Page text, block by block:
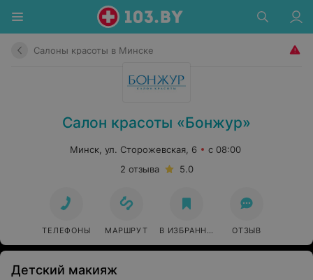
Салоны красоты в Минске
Салон красоты «Бонжур»
Минск, ул. Сторожевская, 6
с 08:00
2 отзыва
5.0
ТЕЛЕФОНЫ МАРШРУТ В ИЗБРАННОЕ ОТЗЫВ
Детский макияж